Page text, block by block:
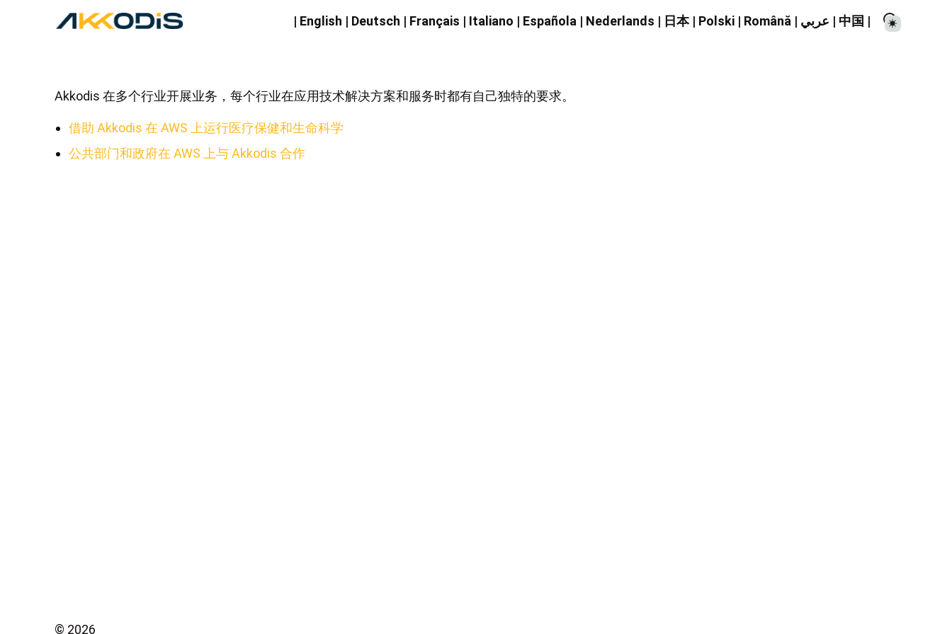
| English | Deutsch | Français | Italiano | Española | Nederlands | 日本| Polski | Română | عربي | 中国 |
Akkodis 在多个行业开展业务，每个行业在应用技术解决方案和服务时都有自己独特的要求。
借助 Akkodis 在 AWS 上运行医疗保健和生命科学
公共部门和政府在 AWS 上与 Akkodis 合作
© 2026